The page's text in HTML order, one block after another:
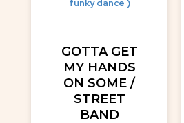
funky dance )
GOTTA GET
MY HANDS
ON SOME /
STREET
BAND